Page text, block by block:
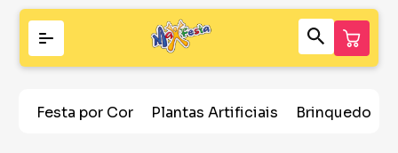
Festa por Cor Plantas Artificiais Brinquedos